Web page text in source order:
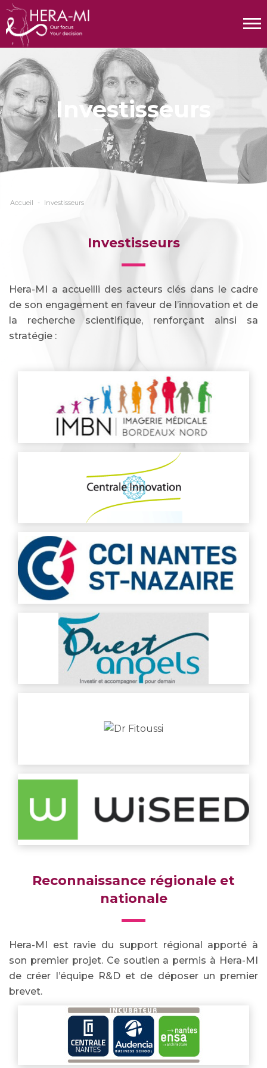
Investisseurs
Accueil - Investisseurs
Investisseurs
Hera-MI a accueilli des acteurs clés dans le cadre
de son engagement en faveur de l’innovation et de
la recherche scientifique, renforçant ainsi sa
stratégie :
Reconnaissance régionale et
nationale
Hera-MI est ravie du support régional apporté à
son premier projet. Ce soutien a permis à Hera-MI
de créer l’équipe R&D et de déposer un premier
brevet.